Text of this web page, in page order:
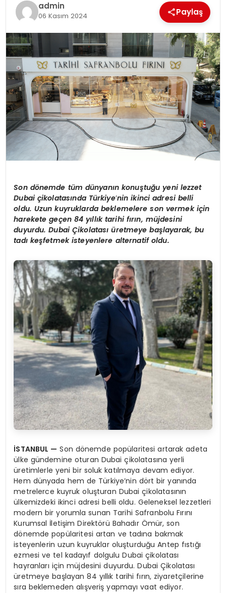
admin
06 Kasım 2024 Paylaş
Son dönemde tüm dünyanın konuştuğu yeni lezzet
Dubai çikolatasında Türkiye’nin ikinci adresi belli
oldu. Uzun kuyruklarda beklemelere son vermek için
harekete geçen 84 yıllık tarihi fırın, müjdesini
duyurdu. Dubai Çikolatası üretmeye başlayarak, bu
tadı keşfetmek isteyenlere alternatif oldu.
İSTANBUL — Son dönemde popülaritesi artarak adeta
ülke gündemine oturan Dubai çikolatasına yerli
üretimlerle yeni bir soluk katılmaya devam ediyor.
Hem dünyada hem de Türkiye’nin dört bir yanında
metrelerce kuyruk oluşturan Dubai çikolatasının
ülkemizdeki ikinci adresi belli oldu. Geleneksel lezzetleri
modern bir yorumla sunan Tarihi Safranbolu Fırını
Kurumsal İletişim Direktörü Bahadır Ömür, son
dönemde popülaritesi artan ve tadına bakmak
isteyenlerin uzun kuyruklar oluşturduğu Antep fıstığı
ezmesi ve tel kadayıf dolgulu Dubai çikolatası
hayranları için müjdesini duyurdu. Dubai Çikolatası
üretmeye başlayan 84 yıllık tarihi fırın, ziyaretçilerine
sıra beklemeden alışveriş yapmayı vaat ediyor.